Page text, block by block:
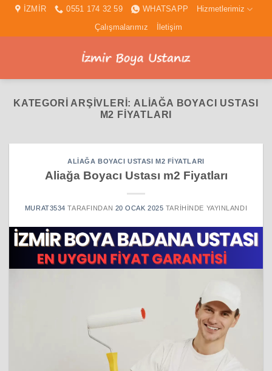
İçeriğeİZMİR 0551 174 32 59 WHATSAPP
Hizmetlerimiz
Çalışmalarımız
İletişim
KATEGORI ARŞIVLERI: ALIAĞA BOYACI USTASI
M2 FIYATLARI
ALIAĞA BOYACI USTASI M2 FIYATLARI
Aliağa Boyacı Ustası m2 Fiyatları
MURAT3534 TARAFINDAN 20 OCAK 2025 TARIHINDE YAYINLANDI